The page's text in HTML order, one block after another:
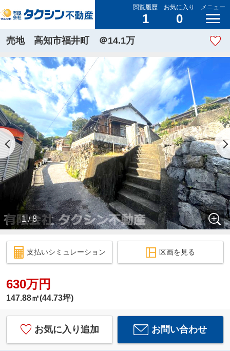
閲覧履歴
1
お気に入り
0
メニュー
売地 高知市福井町 ＠14.1万
1 / 8
支払いシミュレーション 区画を見る
630万円
147.88㎡(44.73坪)
お気に入り追加 お問い合わせ